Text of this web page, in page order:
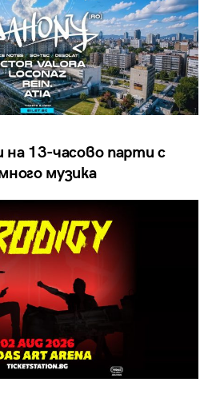
на 13-часово парти с
музика